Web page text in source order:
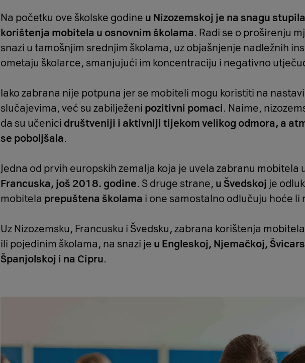
Na početku ove školske godine u Nizozemskoj je na snagu
korištenja mobitela u osnovnim školama. Radi se o proširenju
snazi u tamošnjim srednjim školama, uz objašnjenje nadležnih
ometaju školarce, smanjujući im koncentraciju i negativno
Iako zabrana nije potpuna jer se mobiteli mogu koristiti na
slučajevima, već su zabilježeni pozitivni pomaci. Naime,
da su učenici društveniji i aktivniji tijekom velikog odmora, a
se poboljšala.
Jedna od prvih europskih zemalja koja je uvela zabranu mobitela
Francuska, još 2018. godine. S druge strane, u Švedskoj je
mobitela prepuštena školama i one samostalno odlučuju hoće
Uz Nizozemsku, Francusku i Švedsku, zabrana korištenja
ili pojedinim školama, na snazi je u Engleskoj, Njemačkoj,
Španjolskoj i na Cipru.